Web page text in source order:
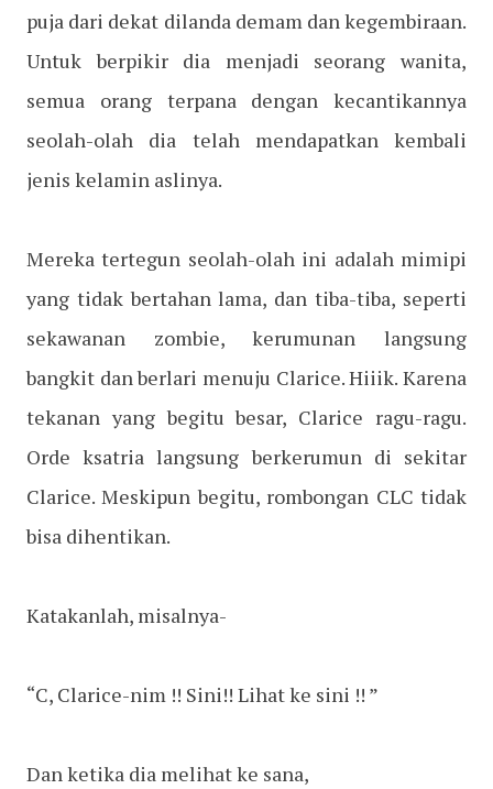
puja dari dekat dilanda demam dan kegembiraan.
Untuk berpikir dia menjadi seorang wanita,
semua orang terpana dengan kecantikannya
seolah-olah dia telah mendapatkan kembali
jenis kelamin aslinya.
Mereka tertegun seolah-olah ini adalah mimipi
yang tidak bertahan lama, dan tiba-tiba, seperti
sekawanan zombie, kerumunan langsung
bangkit dan berlari menuju Clarice. Hiiik. Karena
tekanan yang begitu besar, Clarice ragu-ragu.
Orde ksatria langsung berkerumun di sekitar
Clarice. Meskipun begitu, rombongan CLC tidak
bisa dihentikan.
Katakanlah, misalnya-
“C, Clarice-nim !! Sini!! Lihat ke sini !! ”
Dan ketika dia melihat ke sana,